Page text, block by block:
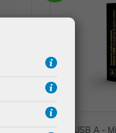
Kabel USB A -